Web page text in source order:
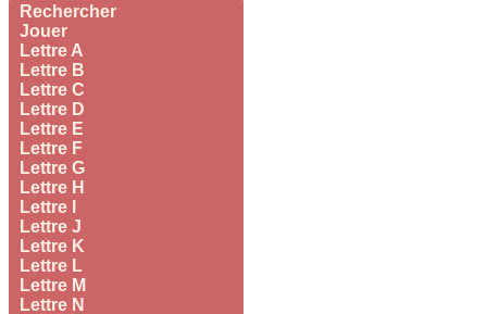
Rechercher
Jouer
Lettre A
Lettre B
Lettre C
Lettre D
Lettre E
Lettre F
Lettre G
Lettre H
Lettre I
Lettre J
Lettre K
Lettre L
Lettre M
Lettre N